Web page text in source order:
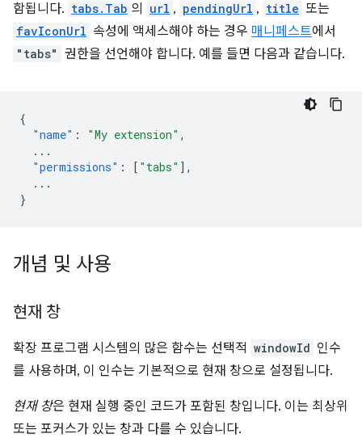
함됩니다. tabs.Tab 의 url , pendingUrl , title 또는
favIconUrl 속성에 액세스해야 하는 경우 매니페스트에서
"tabs" 권한을 선언해야 합니다. 예를 들면 다음과 같습니다.
{
"name" : "My extension" ,
...
"permissions" : [ "tabs" ],
...
}
개념 및 사용
현재 창
확장 프로그램 시스템의 많은 함수는 선택적 windowId 인수
를 사용하며, 이 인수는 기본적으로 현재 창으로 설정됩니다.
현재 창은 현재 실행 중인 코드가 포함된 창입니다. 이는 최상위
또는 포커스가 있는 창과 다를 수 있습니다.